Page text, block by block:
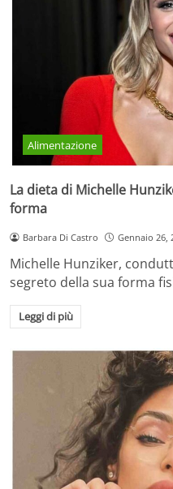
Alimentazione
La dieta di Michelle
forma
Barbara Di Castro Gennaio 26,
Michelle Hunziker,
segreto della sua forma
Leggi di più